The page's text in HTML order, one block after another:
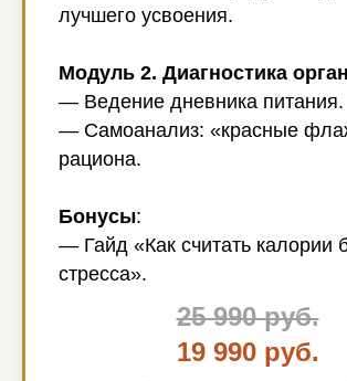
лучшего усвоения.
Модуль 2. Диагностика
— Ведение дневника питания.
— Самоанализ: «красные
рациона.
Бонусы:
— Гайд «Как считать калории
стресса».
25 990 руб.
19 990 руб.